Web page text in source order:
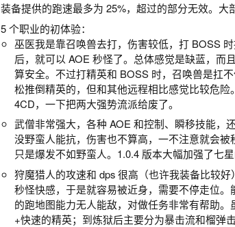
装备提供的跑速最多为 25%，超过的部分无效。大
5 个职业的初体验：
巫医我是靠召唤兽去打，伤害较低，打 BOSS
后，就可以 AOE 秒怪了。总体感觉是缺蓝，而
算安全。不过打精英和 BOSS 时，召唤兽是扛
松推倒精英的，但和其他远程相比感觉比较危
4CD，一下把两大强势流派给废了。
武僧非常强大，各种 AOE 和控制、瞬移技能，
没野蛮人能抗，伤害也不算高，一不注意就会被
只是爆发不如野蛮人。1.0.4 版本大幅加强了七
狩魔猎人的攻速和 dps 很高（也许我装备比较
秒怪快感，于是就容易被近身，需要不停走位
的跑地图能力无人能敌，对做任务非常有帮助
+快速的精英；到炼狱后主要分为暴击流和榴弹